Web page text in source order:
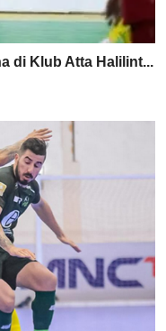
di Klub Atta Halilint...